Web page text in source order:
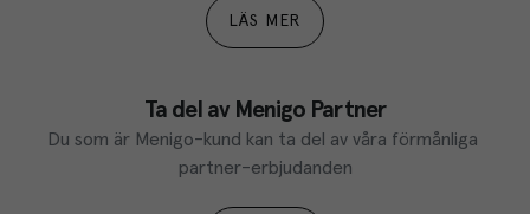
LÄS MER
Ta del av Menigo Partner
Du som är Menigo-kund kan ta del av våra förmånliga
partner-erbjudanden